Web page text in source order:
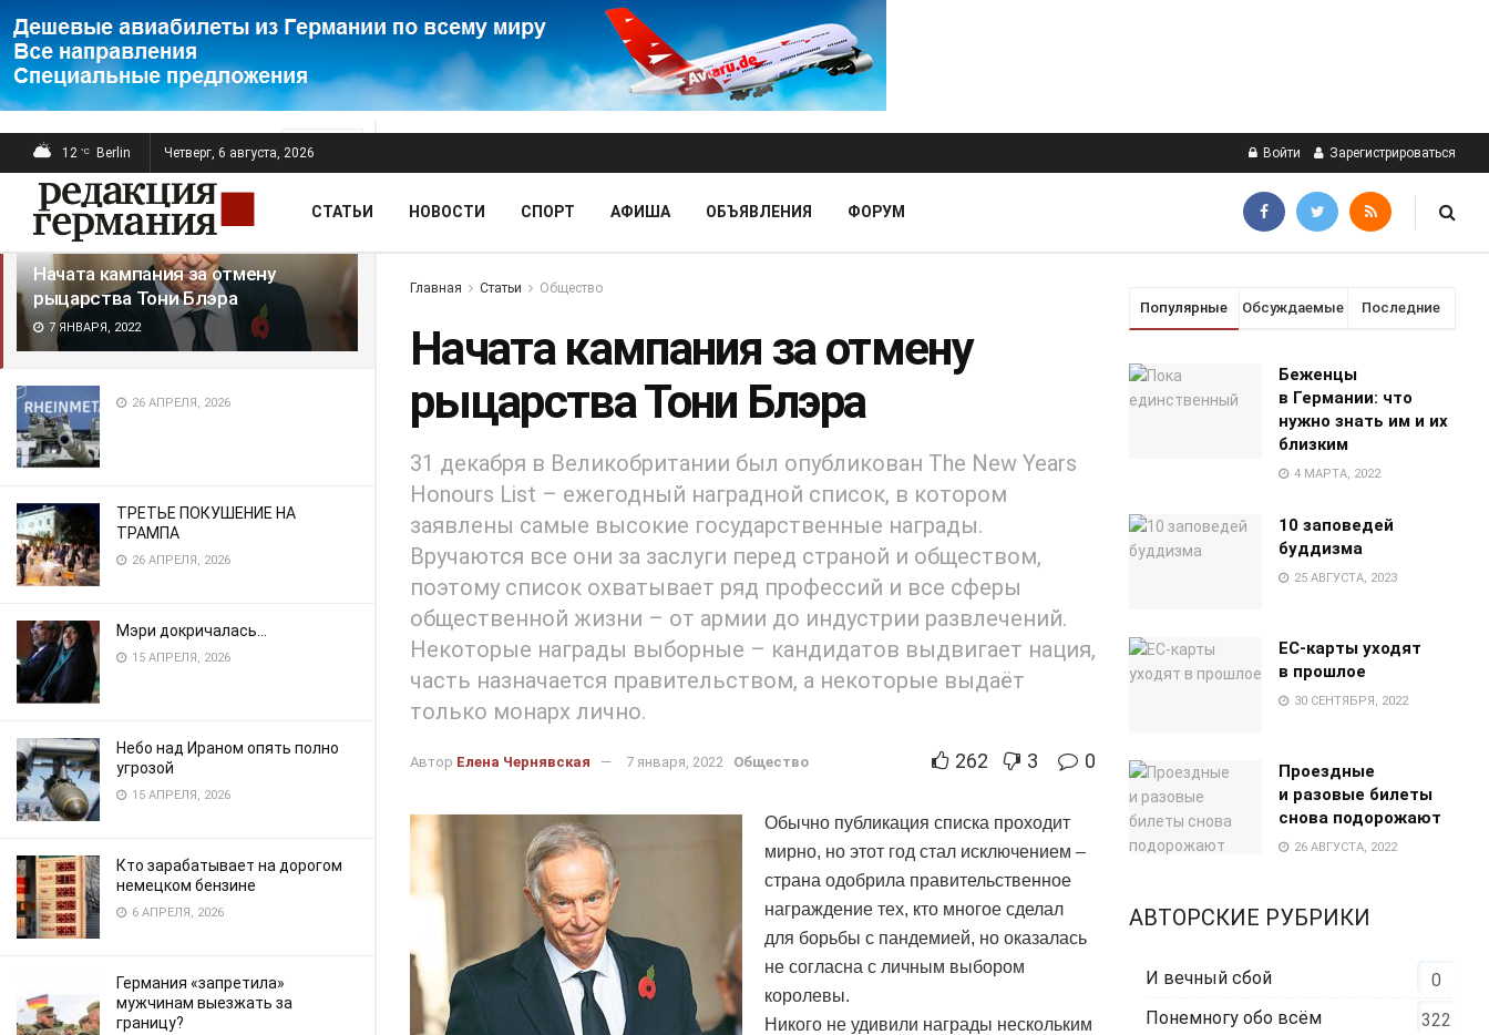
ПОСЛЕДНИЕ
Начата кампания за отмену
рыцарства Тони Блэра
7 ЯНВАРЯ, 2022
26 АПРЕЛЯ, 2026
ТРЕТЬЕ ПОКУШЕНИЕ НА
ТРАМПА
26 АПРЕЛЯ, 2026
Мэри докричалась…
15 АПРЕЛЯ, 2026
Небо над Ираном опять полно
угрозой
15 АПРЕЛЯ, 2026
Кто зарабатывает на дорогом
немецком бензине
6 АПРЕЛЯ, 2026
Германия «запретила»
мужчинам выезжать за
границу?
12 °C Berlin Четверг, 6 августа, 2026 Войти Зарегистрироваться
СТАТЬИ НОВОСТИ СПОРТ АФИША ОБЪЯВЛЕНИЯ ФОРУМ
Главная Статьи Общество
Начата кампания за отмену
рыцарства Тони Блэра
31 декабря в Великобритании был опубликован The New Years
Honours List – ежегодный наградной список, в котором
заявлены самые высокие государственные награды.
Вручаются все они за заслуги перед страной и обществом,
поэтому список охватывает ряд профессий и все сферы
общественной жизни – от армии до индустрии развлечений.
Некоторые награды выборные – кандидатов выдвигает нация,
часть назначается правительством, а некоторые выдаёт
только монарх лично.
Автор Елена Чернявская 7 января, 2022 Общество 262 3 0
Обычно публикация списка проходит
мирно, но этот год стал исключением –
страна одобрила правительственное
награждение тех, кто многое сделал
для борьбы с пандемией, но оказалась
не согласна с личным выбором
королевы.
Никого не удивили награды нескольким
Популярные Обсуждаемые Последние
Беженцы
в Германии: что
нужно знать им и их
близким
4 МАРТА, 2022
10 заповедей
буддизма
25 АВГУСТА, 2023
EC-карты уходят
в прошлое
30 СЕНТЯБРЯ, 2022
Проездные
и разовые билеты
снова подорожают
26 АВГУСТА, 2022
АВТОРСКИЕ РУБРИКИ
И вечный сбой
0
Понемногу обо всём
322